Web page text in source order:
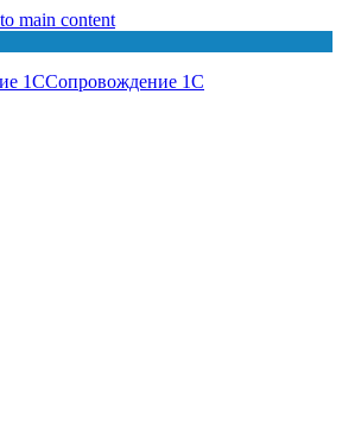
main content
Сопровождение 1С